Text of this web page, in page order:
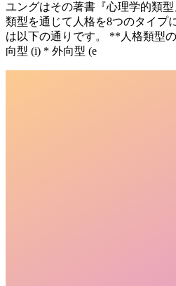
ユングはその著書『心理学的類
類型を通じて人格を8つのタイプ
は以下の通りです。 **人格類型
向型 (i) * 外向型 (e